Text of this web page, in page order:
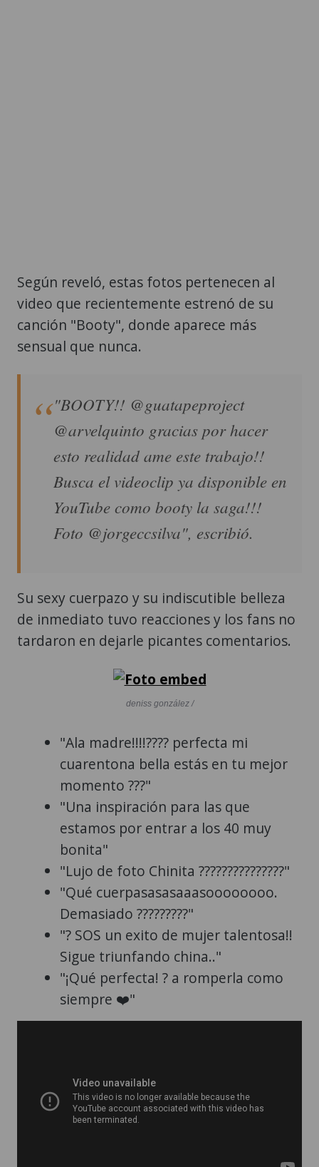
Según reveló, estas fotos pertenecen al
video que recientemente estrenó de su
canción "Booty", donde aparece más
sensual que nunca.
"BOOTY!! @guatapeproject
@arvelquinto gracias por hacer
esto realidad ame este trabajo!!
Busca el videoclip ya disponible en
YouTube como booty la saga!!!
Foto @jorgeccsilva", escribió.
Su sexy cuerpazo y su indiscutible belleza
de inmediato tuvo reacciones y los fans no
tardaron en dejarle picantes comentarios.
deniss gonzález /
"Ala madre!!!!???? perfecta mi
cuarentona bella estás en tu mejor
momento ???"
"Una inspiración para las que
estamos por entrar a los 40 muy
bonita"
"Lujo de foto Chinita ???????????????"
"Qué cuerpasasasaaasoooooooo.
Demasiado ?????????"
"? SOS un exito de mujer talentosa!!
Sigue triunfando china.."
"¡Qué perfecta! ? a romperla como
siempre ❤️"